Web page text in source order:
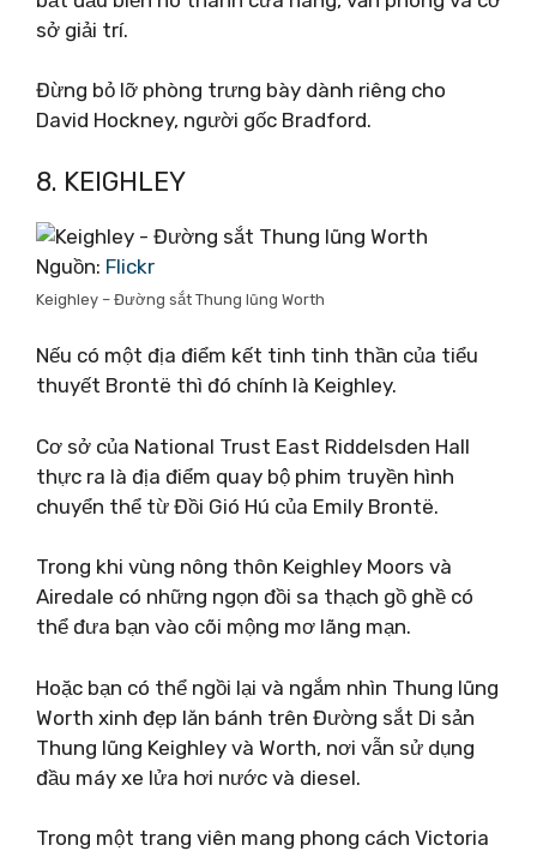
sở giải trí.
Đừng bỏ lỡ phòng trưng bày dành riêng cho
David Hockney, người gốc Bradford.
8. KEIGHLEY
Nguồn: Flickr
Keighley – Đường sắt Thung lũng Worth
Nếu có một địa điểm kết tinh tinh thần của tiểu
thuyết Brontë thì đó chính là Keighley.
Cơ sở của National Trust East Riddelsden Hall
thực ra là địa điểm quay bộ phim truyền hình
chuyển thể từ Đồi Gió Hú của Emily Brontë.
Trong khi vùng nông thôn Keighley Moors và
Airedale có những ngọn đồi sa thạch gồ ghề có
thể đưa bạn vào cõi mộng mơ lãng mạn.
Hoặc bạn có thể ngồi lại và ngắm nhìn Thung lũng
Worth xinh đẹp lăn bánh trên Đường sắt Di sản
Thung lũng Keighley và Worth, nơi vẫn sử dụng
đầu máy xe lửa hơi nước và diesel.
Trong một trang viên mang phong cách Victoria